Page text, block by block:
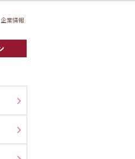
企業情報